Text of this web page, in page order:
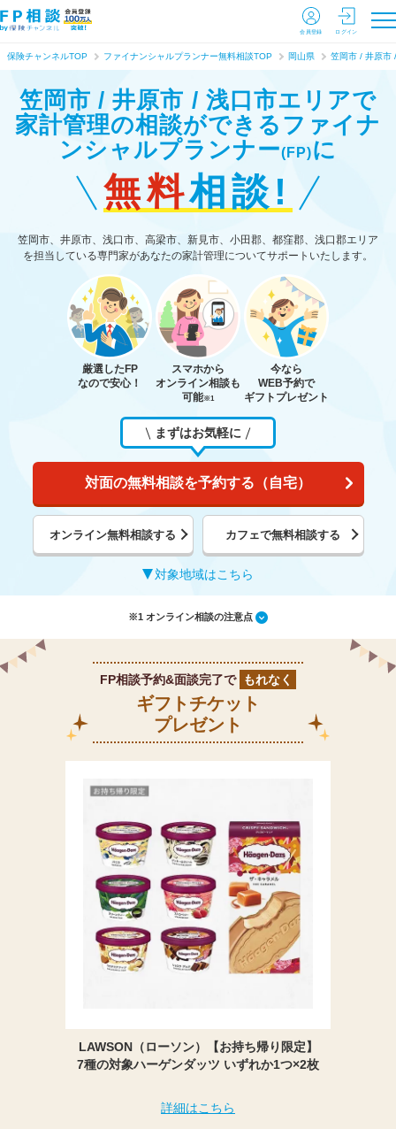
会員登録 ログイン
保険チャンネルTOP ファイナンシャルプランナー無料相談TOP 岡山県 笠岡市 / 井原市
笠岡市 / 井原市 / 浅口市エリアで
家計管理の相談ができる ファイナ
ンシャルプランナー(FP)に
無料相談!
笠岡市、井原市、浅口市、高梁市、新見市、小田郡、都窪郡、浅口郡エリア
を担当している専門家があなたの家計管理についてサポートいたします。
厳選したFP
なので安心！
スマホから
オンライン相談も
可能※1
今なら
WEB予約で
ギフトプレゼント
まずはお気軽に
対面の無料相談を予約する（自宅）
オンライン無料相談する カフェで無料相談する
対象地域はこちら
※1 オンライン相談の注意点
FP相談予約&面談完了で もれなく
ギフトチケット
プレゼント
LAWSON（ローソン）【お持ち帰り限定】
7種の対象ハーゲンダッツ いずれか1つ×2枚
詳細はこちら